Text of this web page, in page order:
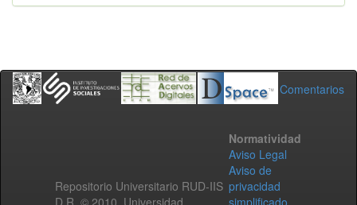
Comentarios
Repositorio Universitario RUD-IIS
D.R. © 2010. Universidad
Normatividad
Aviso Legal
Aviso de
privacidad
simplificado